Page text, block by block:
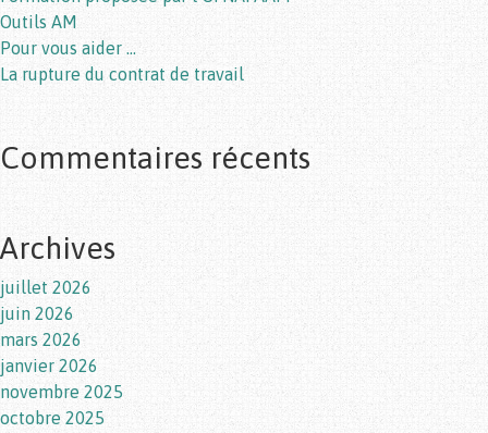
Outils AM
Pour vous aider …
La rupture du contrat de travail
Commentaires récents
Archives
juillet 2026
juin 2026
mars 2026
janvier 2026
novembre 2025
octobre 2025